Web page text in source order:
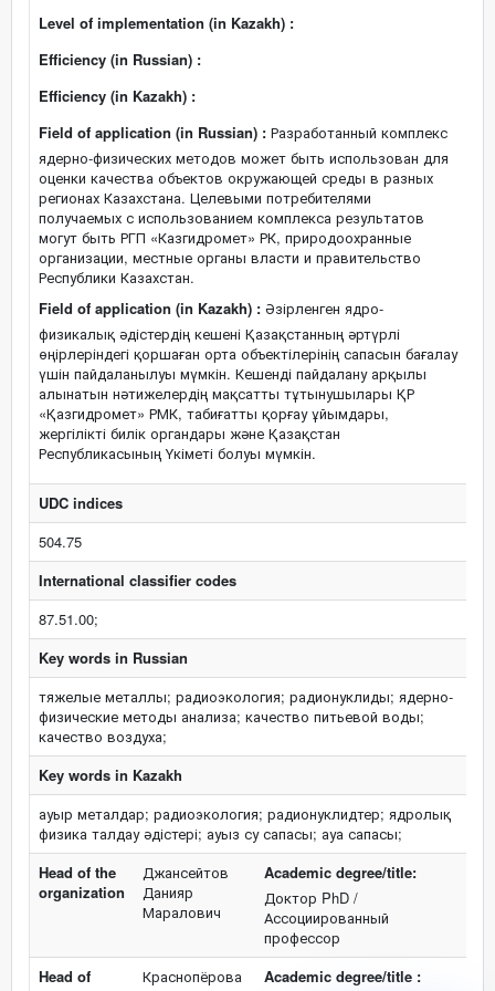
Level of implementation (in Kazakh) :
Efficiency (in Russian) :
Efficiency (in Kazakh) :
Field of application (in Russian) : Разработанный комплекс
ядерно-физических методов может быть использован для
оценки качества объектов окружающей среды в разных
регионах Казахстана. Целевыми потребителями
получаемых с использованием комплекса результатов
могут быть РГП «Казгидромет» РК, природоохранные
организации, местные органы власти и правительство
Республики Казахстан.
Field of application (in Kazakh) : Әзірленген ядро-
физикалық әдістердің кешені Қазақстанның әртүрлі
өңірлеріндегі қоршаған орта объектілерінің сапасын бағалау
үшін пайдаланылуы мүмкін. Кешенді пайдалану арқылы
алынатын нәтижелердің мақсатты тұтынушылары ҚР
«Қазгидромет» РМК, табиғатты қорғау ұйымдары,
жергілікті билік органдары және Қазақстан
Республикасының Үкіметі болуы мүмкін.
UDC indices
504.75
International classifier codes
87.51.00;
Key words in Russian
тяжелые металлы; радиоэкология; радионуклиды; ядерно-
физические методы анализа; качество питьевой воды;
качество воздуха;
Key words in Kazakh
ауыр металдар; радиоэкология; радионуклидтер; ядролық
физика талдау әдістері; ауыз су сапасы; ауа сапасы;
Head of the
organization
Джансейтов
Данияр
Маралович
Academic degree/title:
Доктор PhD /
Ассоциированный
профессор
Head of
Краснопёрова
Academic degree/title :